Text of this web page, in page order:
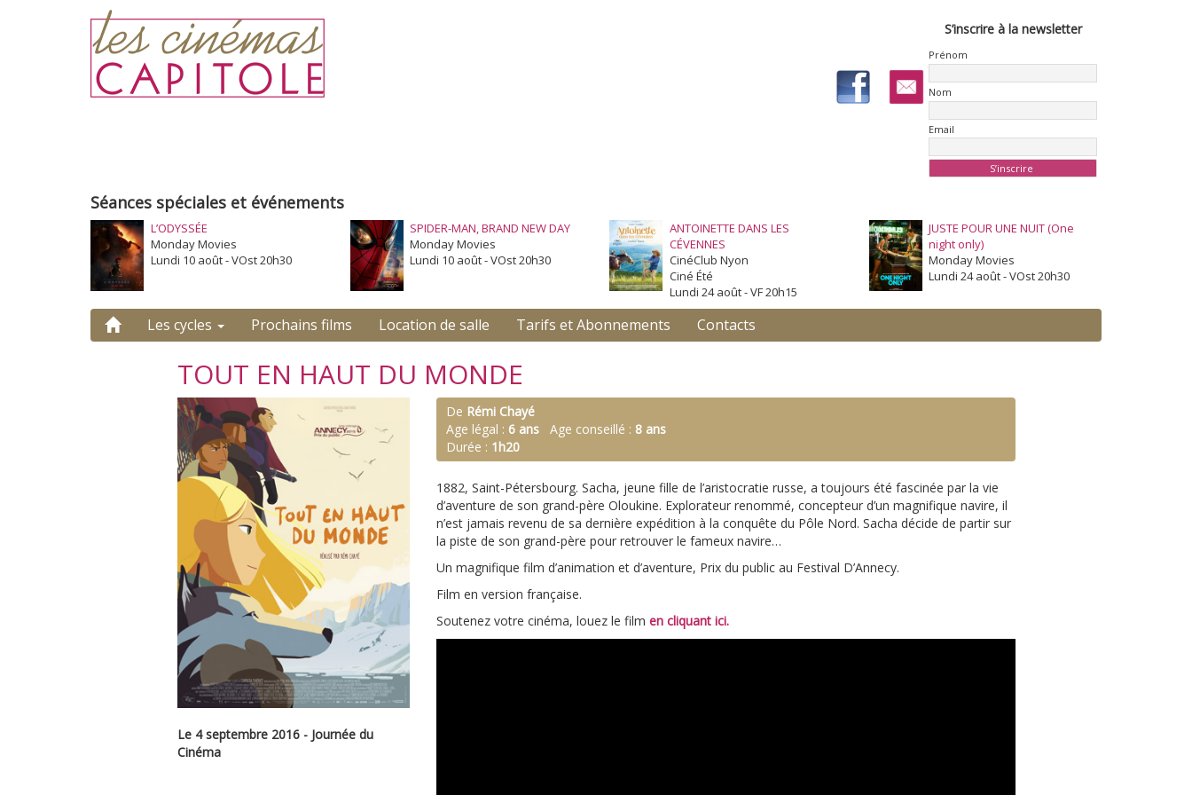
S’inscrire à la newsletter
Prénom
Nom
Email
Séances spéciales et événements
L’ODYSSÉE
Monday Movies
Lundi 10 août - VOst 20h30
SPIDER-MAN, BRAND NEW DAY
Monday Movies
Lundi 10 août - VOst 20h30
ANTOINETTE DANS LES
CÉVENNES
CinéClub Nyon
Ciné Été
Lundi 24 août - VF 20h15
JUSTE POUR UNE NUIT (One
night only)
Monday Movies
Lundi 24 août - VOst 20h30
Les cycles Prochains films Location de salle Tarifs et Abonnements Contacts
TOUT EN HAUT DU MONDE
Le 4 septembre 2016 - Journée du
Cinéma
De Rémi Chayé
Age légal : 6 ans Age conseillé : 8 ans
Durée : 1h20
1882, Saint-Pétersbourg. Sacha, jeune fille de l’aristocratie russe, a toujours été fascinée par la vie
d’aventure de son grand-père Oloukine. Explorateur renommé, concepteur d’un magnifique navire, il
n’est jamais revenu de sa dernière expédition à la conquête du Pôle Nord. Sacha décide de partir sur
la piste de son grand-père pour retrouver le fameux navire…
Un magnifique film d’animation et d’aventure, Prix du public au Festival D’Annecy.
Film en version française.
Soutenez votre cinéma, louez le film en cliquant ici.